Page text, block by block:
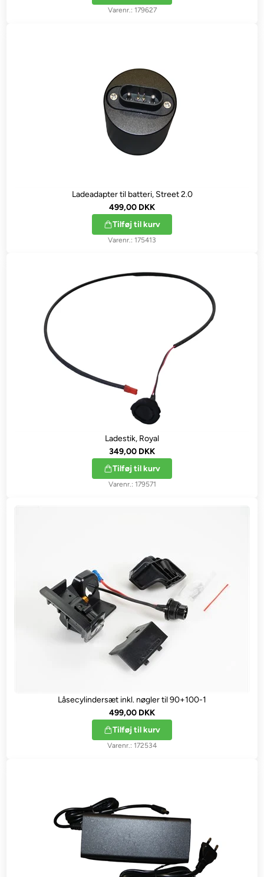
179627
Ladeadapter til batteri, Street 2.0
499,00 DKK
Tilføj til kurv
175413
Ladestik, Royal
349,00 DKK
Tilføj til kurv
179571
Låsecylindersæt inkl. nøgler til 90+100-1
499,00 DKK
Tilføj til kurv
172534